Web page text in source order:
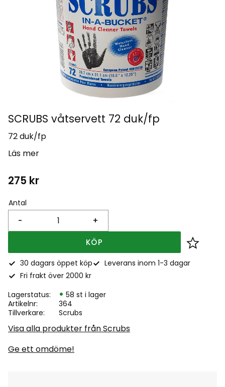
SCRUBS våtservett 72 duk/fp
72 duk/fp
Läs mer
275 kr
Antal
+
-
KÖP Lägg
30 dagars öppet köp
Leverans inom 1-3 dagar
Fri frakt över 2000 kr
Lagerstatus
58 st i lager
Artikelnr
364
Tillverkare
Scrubs
Visa alla produkter från Scrubs
Ge ett omdöme!